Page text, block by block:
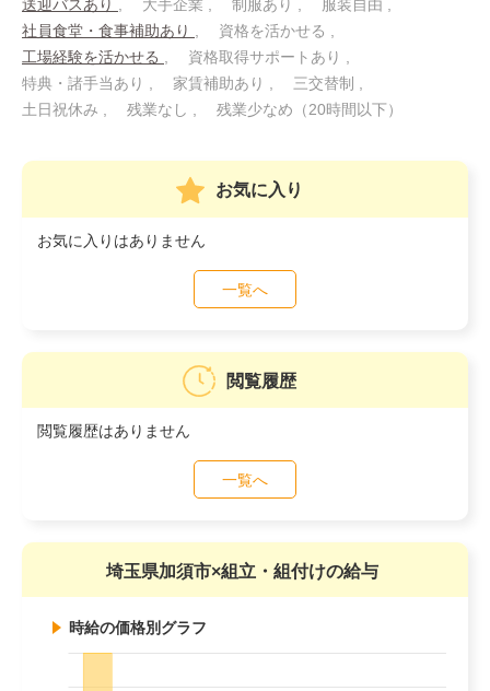
送迎バスあり 大手企業 制服あり
服装自由
社員食堂・食事補助あり
資格を活かせる
工場経験を活かせる
資格取得サポートあり
特典・諸手当あり
家賃補助あり
三交替制
土日祝休み
残業なし 残業少なめ（20時間以下）
お気に入り
お気に入りはありません
一覧へ
閲覧履歴
閲覧履歴はありません
一覧へ
埼玉県加須市×組立・組付けの給与
時給の価格別グラフ